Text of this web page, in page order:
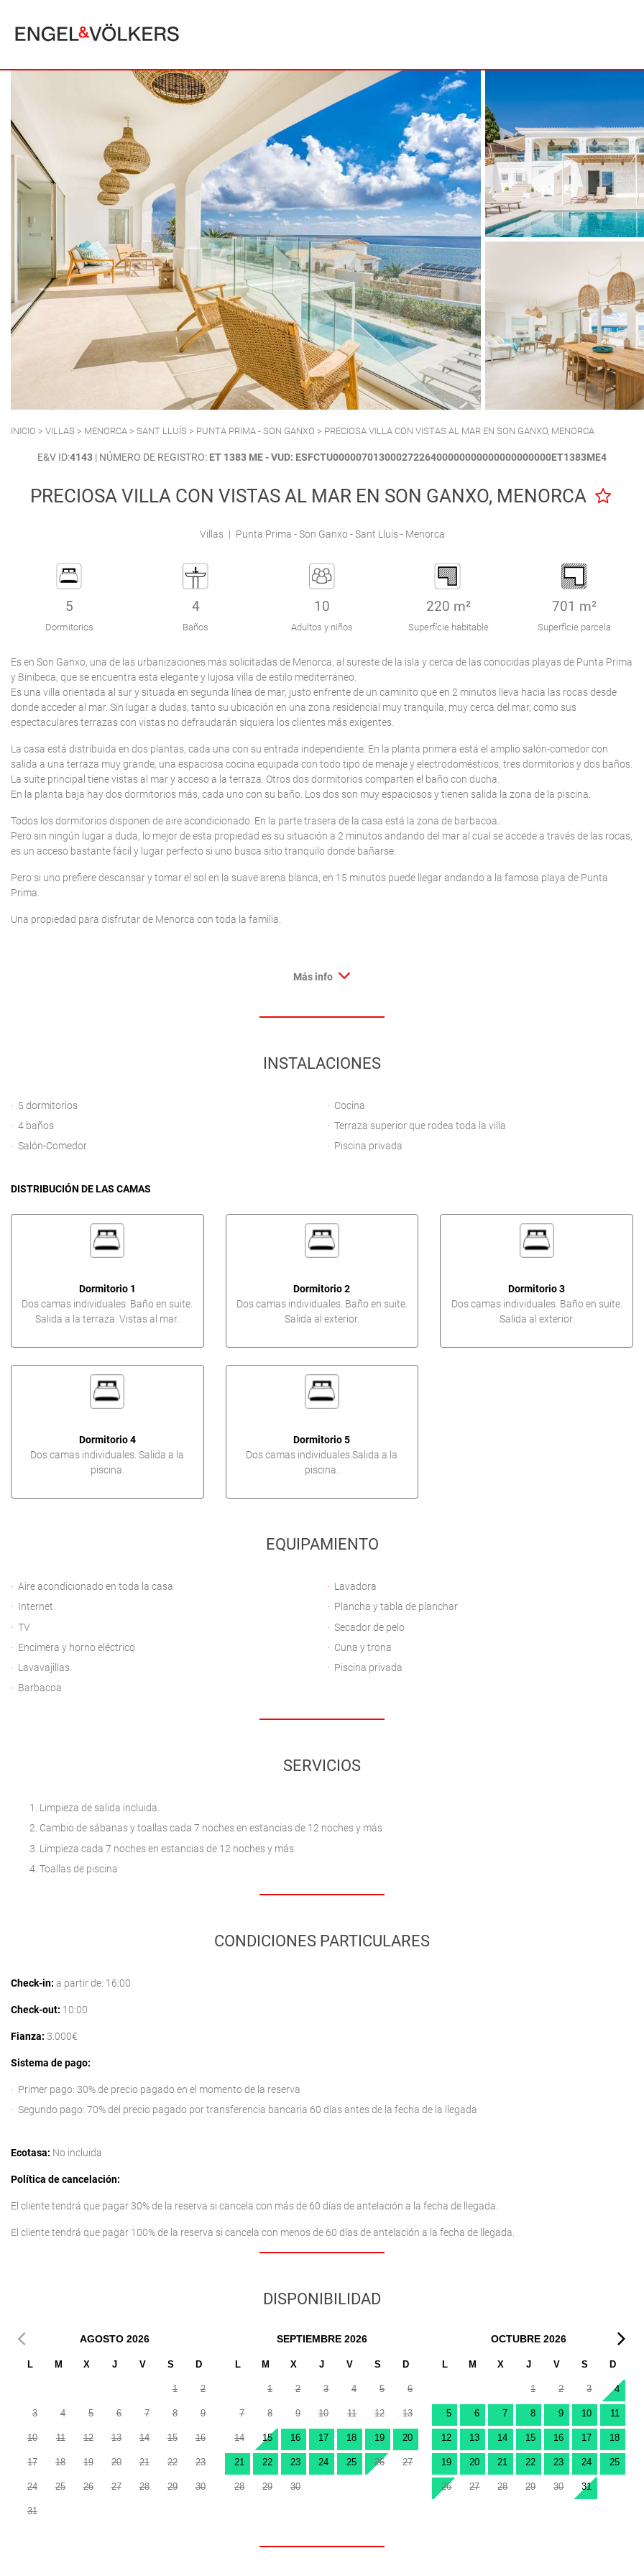
BONAIRE
BÚGER
CALA SAN VICENTE
CAMPANET
FORMENTOR
MANRESA-MAL PAS
PLAYA DE MURO
POLLENSA
PUERTO ALCUDIA
PUERTO POLLENSA
SA POBLA
SANTA MARGARITA
SON SERRA DE MARINA
ARENAL D'EN CASTELL
BINIDALÍ
BINISAFULLER - CAP D´EN FONT
CALA BLANCA
CALA GALDANA
CALA'N BRUT
CALA'N PORTER
CIUTADELLA
INICIO > VILLAS > MENORCA > SANT LLUÍS > PUNTA PRIMA - SON GANXO > PRECIOSA VILLA CON VISTAS AL MAR EN SON GANXO, MENORCA
E&V ID:4143 | NÚMERO DE REGISTRO: ET 1383 ME - VUD: ESFCTU00000701300027226400000000000000000000ET1383ME4
PRECIOSA VILLA CON VISTAS AL MAR EN SON GANXO, MENORCA
Villas | Punta Prima - Son Ganxo - Sant Lluís - Menorca
5
Dormitorios
4
Baños
10
Adultos y niños
220 m²
Superfície habitable
701 m²
Superfície parcela
Es en Son Ganxo, una de las urbanizaciones más solicitadas de Menorca, al sureste de la isla y cerca de las conocidas playas de Punta Prima
y Binibeca, que se encuentra esta elegante y lujosa villa de estilo mediterráneo.
Es una villa orientada al sur y situada en segunda línea de mar, justo enfrente de un caminito que en 2 minutos lleva hacia las rocas desde
donde acceder al mar. Sin lugar a dudas, tanto su ubicación en una zona residencial muy tranquila, muy cerca del mar, como sus
espectaculares terrazas con vistas no defraudarán siquiera los clientes más exigentes.
La casa está distribuida en dos plantas, cada una con su entrada independiente. En la planta primera está el amplio salón-comedor con
salida a una terraza muy grande, una espaciosa cocina equipada con todo tipo de menaje y electrodomésticos, tres dormitorios y dos baños.
La suite principal tiene vistas al mar y acceso a la terraza. Otros dos dormitorios comparten el baño con ducha.
En la planta baja hay dos dormitorios más, cada uno con su baño. Los dos son muy espaciosos y tienen salida la zona de la piscina.
Todos los dormitorios disponen de aire acondicionado. En la parte trasera de la casa está la zona de barbacoa.
Pero sin ningún lugar a duda, lo mejor de esta propiedad es su situación a 2 minutos andando del mar al cual se accede a través de las rocas,
es un acceso bastante fácil y lugar perfecto si uno busca sitio tranquilo donde bañarse.
Pero si uno prefiere descansar y tomar el sol en la suave arena blanca, en 15 minutos puede llegar andando a la famosa playa de Punta
Prima.
Una propiedad para disfrutar de Menorca con toda la familia.
Más info
INSTALACIONES
5 dormitorios
4 baños
Salón-Comedor
Cocina
Terraza superior que rodea toda la villa
Piscina privada
DISTRIBUCIÓN DE LAS CAMAS
Dormitorio 1
Dos camas individuales. Baño en suite.
Salida a la terraza. Vistas al mar.
Dormitorio 2
Dos camas individuales. Baño en suite.
Salida al exterior.
Dormitorio 3
Dos camas individuales. Baño en suite.
Salida al exterior.
Dormitorio 4
Dos camas individuales. Salida a la
piscina.
Dormitorio 5
Dos camas individuales.Salida a la
piscina.
EQUIPAMIENTO
Aire acondicionado en toda la casa
Internet
TV
Encimera y horno eléctrico
Lavavajillas.
Barbacoa
Lavadora
Plancha y tabla de planchar
Secador de pelo
Cuna y trona
Piscina privada
SERVICIOS
Limpieza de salida incluida.
Cambio de sábanas y toallas cada 7 noches en estancias de 12 noches y más
Limpieza cada 7 noches en estancias de 12 noches y más
Toallas de piscina
CONDICIONES PARTICULARES
Check-in: a partir de: 16:00
Check-out: 10:00
Fianza: 3.000€
Sistema de pago:
Primer pago: 30% de precio pagado en el momento de la reserva
Segundo pago: 70% del precio pagado por transferencia bancaria 60 días antes de la fecha de la llegada
Ecotasa: No incluida
Política de cancelación:
El cliente tendrá que pagar 30% de la reserva si cancela con más de 60 días de antelación a la fecha de llegada.
El cliente tendrá que pagar 100% de la reserva si cancela con menos de 60 días de antelación a la fecha de llegada.
DISPONIBILIDAD
AGOSTO 2026
L M X J V S D
1 2
3 4 5 6 7 8 9
10 11 12 13 14 15 16
17 18 19 20 21 22 23
24 25 26 27 28 29 30
31
SEPTIEMBRE 2026
L M X J V S D
1 2 3 4 5 6
7 8 9 10 11 12 13
14 15 16 17 18 19 20
21 22 23 24 25 26 27
28 29 30
OCTUBRE 2026
L M X J V S D
1 2 3 4
5 6 7 8 9 10 11
12 13 14 15 16 17 18
19 20 21 22 23 24 25
26 27 28 29 30 31